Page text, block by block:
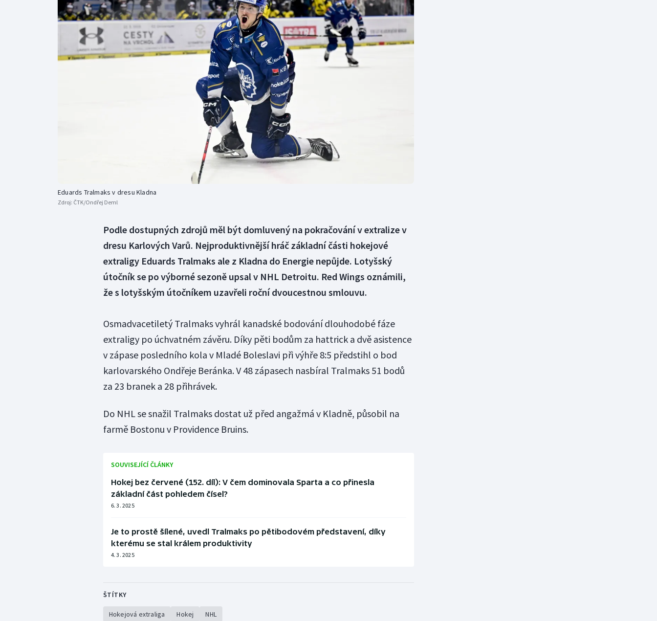
Curling
Dostihy
Florbal
Moderní pětiboj
Motorsport
Olympijské hry
Parasport
Plavání
Plážový volejbal
Triatlon
Veslování
Vodní slalom
Eduards Tralmaks v dresu Kladna
Zdroj: ČTK/Ondřej Deml
Podle dostupných zdrojů měl být domluvený na pokračování v extralize v
dresu Karlových Varů. Nejproduktivnější hráč základní části hokejové
extraligy Eduards Tralmaks ale z Kladna do Energie nepůjde. Lotyšský
útočník se po výborné sezoně upsal v NHL Detroitu. Red Wings oznámili,
že s lotyšským útočníkem uzavřeli roční dvoucestnou smlouvu.
Osmadvacetiletý Tralmaks vyhrál kanadské bodování dlouhodobé fáze
extraligy po úchvatném závěru. Díky pěti bodům za hattrick a dvě asistence
v zápase posledního kola v Mladé Boleslavi při výhře 8:5 předstihl o bod
karlovarského Ondřeje Beránka. V 48 zápasech nasbíral Tralmaks 51 bodů
za 23 branek a 28 přihrávek.
Do NHL se snažil Tralmaks dostat už před angažmá v Kladně, působil na
farmě Bostonu v Providence Bruins.
SOUVISEJÍCÍ ČLÁNKY
Hokej bez červené (152. díl): V čem dominovala Sparta a co přinesla
základní část pohledem čísel?
6. 3. 2025
Je to prostě šílené, uvedl Tralmaks po pětibodovém představení, díky
kterému se stal králem produktivity
4. 3. 2025
ŠTÍTKY
Hokejová extraliga Hokej NHL